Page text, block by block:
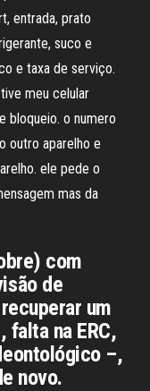
entrada, prato
suco e
e taxa de serviço.
meu celular
bloqueio. o numero
outro aparelho e
ele pede o
mas da
com
de
um
falta na ERC,
–,
novo.